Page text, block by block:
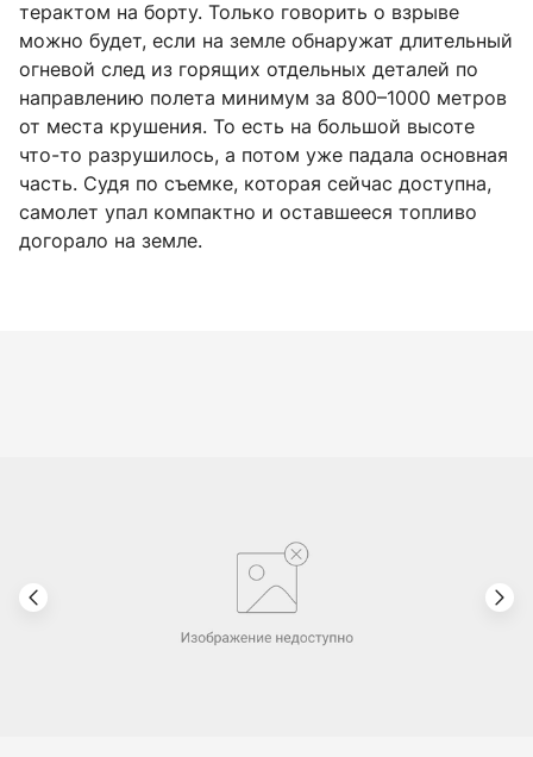
терактом на борту. Только говорить о взрыве
можно будет, если на земле обнаружат длительный
огневой след из горящих отдельных деталей по
направлению полета минимум за 800–1000 метров
от места крушения. То есть на большой высоте
что-то разрушилось, а потом уже падала основная
часть. Судя по съемке, которая сейчас доступна,
самолет упал компактно и оставшееся топливо
догорало на земле.